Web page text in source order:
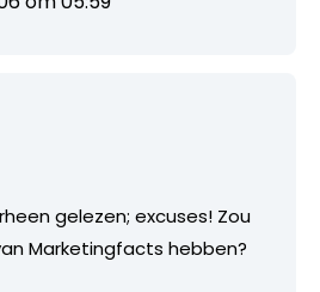
gelezen; excuses! Zou
Marketingfacts hebben?